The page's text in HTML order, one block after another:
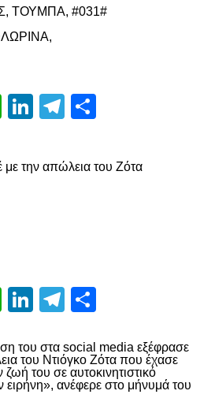
ΤΟΥΜΠΑ, #031#
WhatsApp
LinkedIn
Telegram
με την απώλεια του Ζότα
WhatsApp
LinkedIn
Telegram
του στα social media εξέφρασε
του Ντιόγκο Ζότα που έχασε
του σε αυτοκινητιστικό
ανέφερε στο μήνυμά του